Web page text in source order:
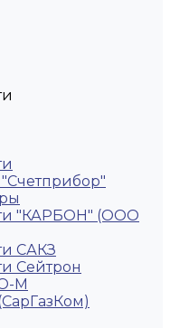
"КАРБОН" (ООО
САКЗ
Сейтрон
М